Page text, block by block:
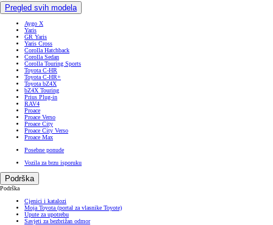
Pregled svih modela
Aygo X
Yaris
GR Yaris
Yaris Cross
Corolla Hatchback
Corolla Sedan
Corolla Touring Sports
Toyota C-HR
Toyota C-HR+
Toyota bZ4X
bZ4X Touring
Prius Plug-in
RAV4
Proace
Proace Verso
Proace City
Proace City Verso
Proace Max
Posebne ponude
Vozila za brzu isporuku
Podrška
Podrška
Cjenici i katalozi
Moja Toyota (portal za vlasnike Toyote)
Upute za upotrebu
Savjeti za bezbrižan odmor